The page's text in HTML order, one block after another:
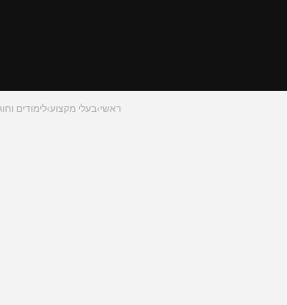
ראשי›בעלי מקצוע›לימודים